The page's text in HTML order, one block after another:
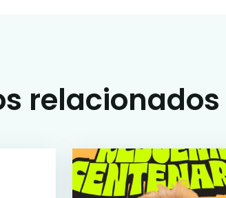
relacionados